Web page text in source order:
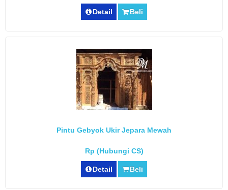
Detail Beli
Pintu Gebyok Ukir Jepara Mewah
Rp (Hubungi CS)
Detail Beli